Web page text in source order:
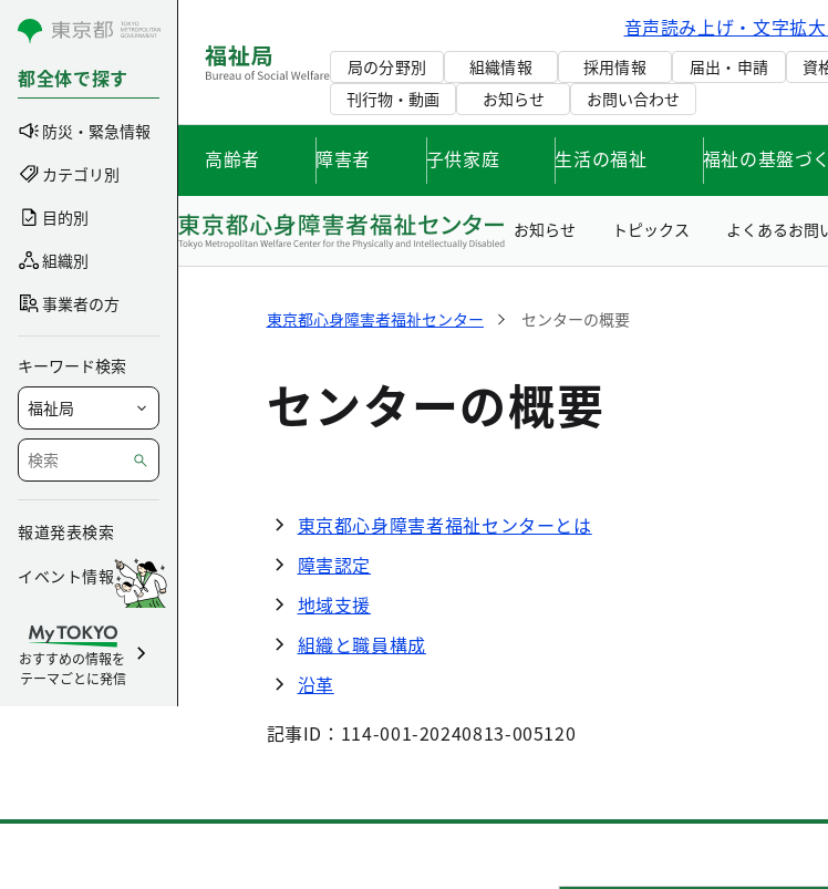
コンテンツにスキップ
都全体で探す
防災・緊急情報
カテゴリ別
目的別
組織別
事業者の方
キーワード検索
報道発表検索
イベント情報
おすすめの情報を
テーマごとに発信
音声読み上げ・文字拡
局の分野別 組織情報 採用情報 届出・申請 資
刊行物・動画
お知らせ お問い合わせ
高齢者 障害者 子供家庭 生活の福祉 福祉の基盤づ
お知らせ トピックス よくあるお問
東京都心身障害者福祉センター センターの概要
センターの概要
東京都心身障害者福祉センターとは
障害認定
地域支援
組織と職員構成
沿革
記事ID：114-001-20240813-005120